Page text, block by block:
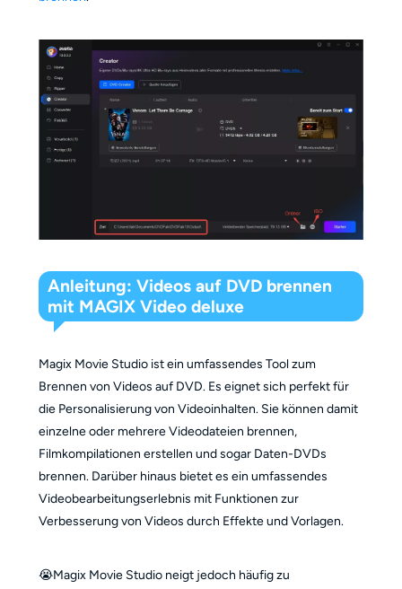
Anleitung: Videos auf DVD brennen
mit MAGIX Video deluxe
Magix Movie Studio ist ein umfassendes Tool zum
Brennen von Videos auf DVD. Es eignet sich perfekt für
die Personalisierung von Videoinhalten. Sie können damit
einzelne oder mehrere Videodateien brennen,
Filmkompilationen erstellen und sogar Daten-DVDs
brennen. Darüber hinaus bietet es ein umfassendes
Videobearbeitungserlebnis mit Funktionen zur
Verbesserung von Videos durch Effekte und Vorlagen.
😭Magix Movie Studio neigt jedoch häufig zu